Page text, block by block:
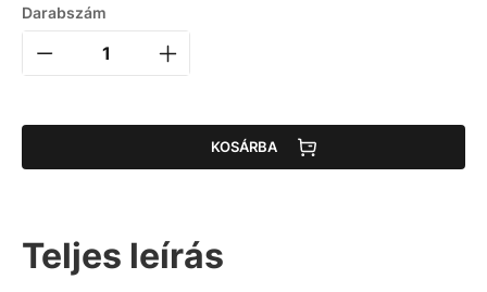
Darabszám
KOSÁRBA
Teljes leírás